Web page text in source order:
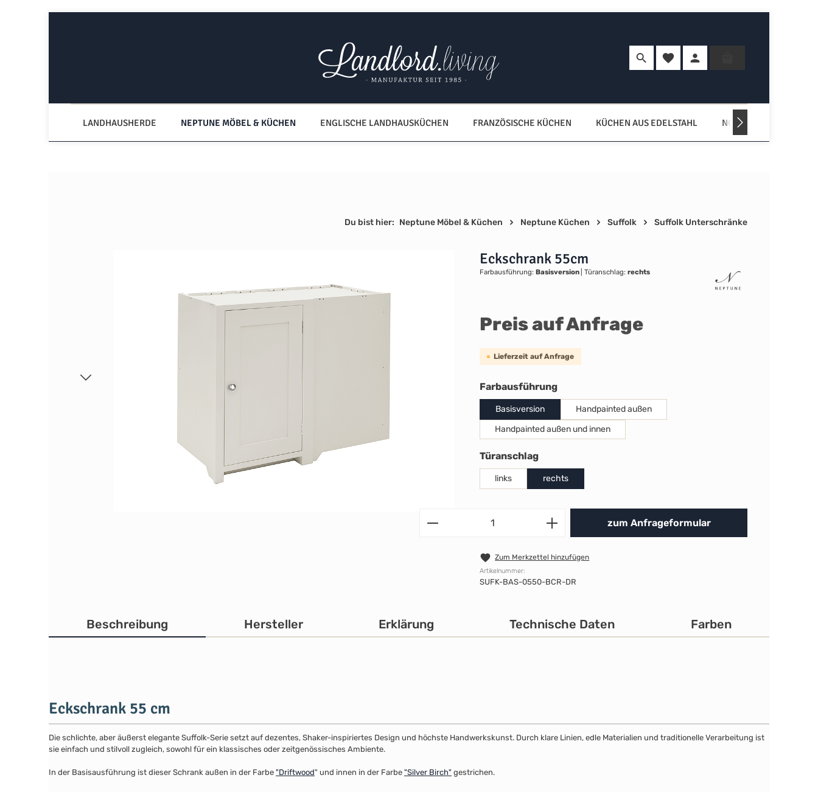
Du hast 0 Produkte auf dem Merkzettel
LANDHAUSHERDE NEPTUNE MÖBEL & KÜCHEN ENGLISCHE LANDHAUSKÜCHEN FRANZÖSISCHE KÜCHEN KÜCHEN AUS EDELSTAHL NORDISCHE KÜCHEN
Du bist hier: Neptune Möbel & Küchen Neptune Küchen Suffolk Suffolk Unterschränke
Eckschrank 55cm
Farbausführung: Basisversion Türanschlag: rechts
Preis auf Anfrage
Lieferzeit auf Anfrage
Farbausführungauswählen
Basisversion
Handpainted außen
Handpainted außen und innen
Türanschlagauswählen
links rechts
Produkt Anzahl: Gib den
zum Anfrageformular
Zum Merkzettel hinzufügen
Artikelnummer:
SUFK-BAS-0550-BCR-DR
Beschreibung Hersteller Erklärung Technische Daten Farben
Eckschrank 55 cm
Die schlichte, aber äußerst elegante Suffolk-Serie setzt auf dezentes, Shaker-inspiriertes Design und höchste Handwerkskunst. Durch klare Linien, edle Materialien und traditionelle Verarbeitung ist
sie einfach und stilvoll zugleich, sowohl für ein klassisches oder zeitgenössisches Ambiente.
In der Basisausführung ist dieser Schrank außen in der Farbe "Driftwood" und innen in der Farbe "Silver Birch" gestrichen.